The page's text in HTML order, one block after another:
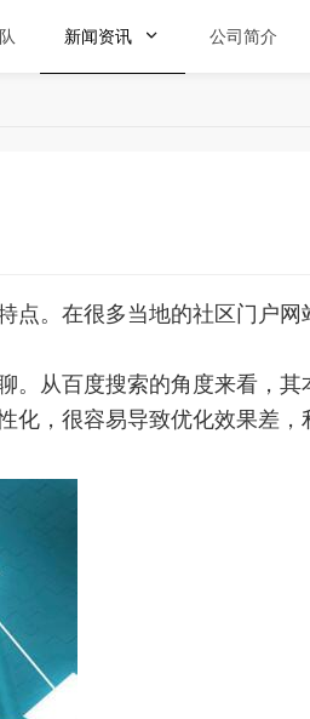
新闻资讯  公司简介
。在很多当地的社区门户网
从百度搜索的角度来看，其
化，很容易导致优化效果差，